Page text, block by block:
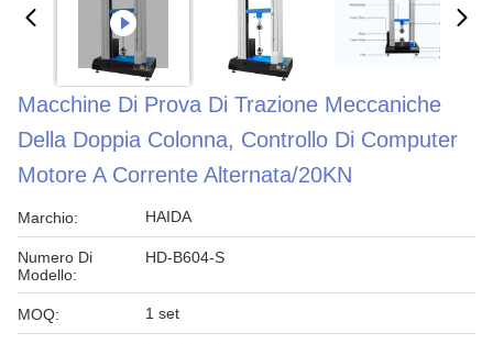
Macchine Di Prova Di Trazione Meccaniche
Della Doppia Colonna, Controllo Di Computer
Motore A Corrente Alternata/20KN
Marchio: HAIDA
Numero Di
Modello:
HD-B604-S
MOQ: 1 set